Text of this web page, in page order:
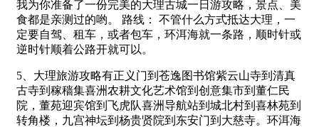
我为你准备了一份完美的大理古城一日游攻略，景点、美
食都是亲测过的哟。 路线： 不管什么方式抵达大理，一
定要自驾、租车，或者包车，环洱海就一条路，顺时针或
逆时针顺着公路开就可以。
5、大理旅游攻略有正义门到苍逸图书馆紫云山寺到清真
古寺到稼穑集喜洲农耕文化艺术馆到创意集市到董仁民
院，董苑迎宾馆到飞虎队喜洲导航站到城北村到喜林苑到
转角楼，九宫神坛到杨贵贤院到东安门到大慈寺。环洱海